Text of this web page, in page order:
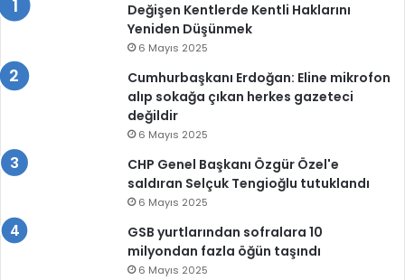
Değişen Kentlerde Kentli Haklarını
Yeniden Düşünmek
6 Mayıs 2025
Cumhurbaşkanı Erdoğan: Eline mikrofon
alıp sokağa çıkan herkes gazeteci
değildir
6 Mayıs 2025
CHP Genel Başkanı Özgür Özel'e
saldıran Selçuk Tengioğlu tutuklandı
6 Mayıs 2025
GSB yurtlarından sofralara 10
milyondan fazla öğün taşındı
6 Mayıs 2025